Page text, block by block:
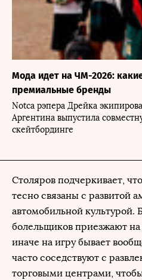
Мода идет на ЧМ-2026:
премиальные бренды
Notca рэпера Дрейка
Аргентина выпустила
скейтбординге
Столяров подчеркивает,
тесно связаны с развитой
автомобильной культурой.
болельщиков приезжают
иначе на игру бывает
часто соседствуют с
торговыми центрами,